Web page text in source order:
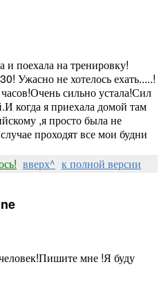
и поехала на тренировку!
Ужасно не хотелось ехать.....!
сильно устала!Сил
когда я приехала домой там
,я просто была не
проходят все мои будни
вверх^ к полной версии
мне !Я буду